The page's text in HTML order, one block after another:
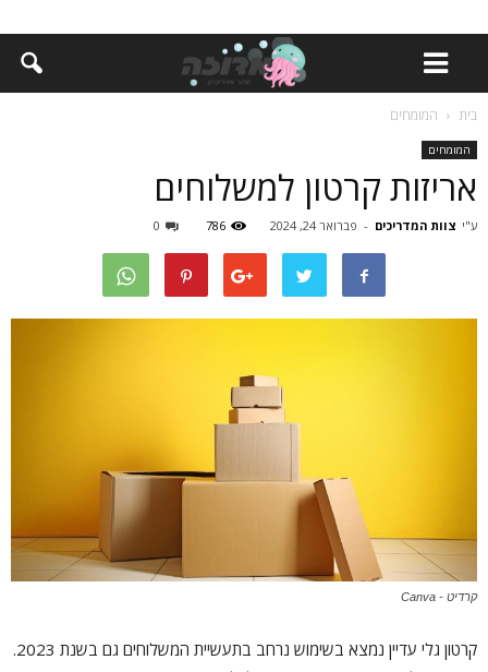
בית המומחים
המומחים
אריזות קרטון למשלוחים
ע"י צוות המדריכים - פברואר 24, 2024 786
0
קרדיט - Canva
קרטון גלי עדיין נמצא בשימוש נרחב בתעשיית המשלוחים גם בשנת 2023.